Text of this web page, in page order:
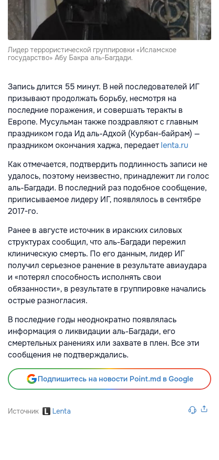
Лидер террористической группировки «Исламское
государство» Абу Бакра аль-Багдади.
Запись длится 55 минут. В ней последователей ИГ
призывают продолжать борьбу, несмотря на
последние поражения, и совершать теракты в
Европе. Мусульман также поздравляют с главным
праздником года Ид аль-Адхой (Курбан-байрам) —
праздником окончания хаджа, передаетlenta.ru
Как отмечается, подтвердить подлинность записи не
удалось, поэтому неизвестно, принадлежит ли голос
аль-Багдади. В последний раз подобное сообщение,
приписываемое лидеру ИГ, появлялось в сентябре
2017-го.
Ранее в августе источник в иракских силовых
структурах сообщил, что аль-Багдади пережил
клиническую смерть. По его данным, лидер ИГ
получил серьезное ранение в результате авиаудара
и «потерял способность исполнять свои
обязанности», в результате в группировке начались
острые разногласия.
В последние годы неоднократно появлялась
информация о ликвидации аль-Багдади, его
смертельных ранениях или захвате в плен. Все эти
сообщения не подтверждались.
Подпишитесь на новости Point.md в Google
Источник Lenta